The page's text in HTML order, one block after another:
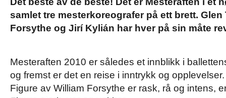
samlet tre mesterkoreografer på ett brett. Glen
Forsythe og Jirí Kylián har hver på sin måte
Mesteraften 2010 er således et innblikk i
og fremst er det en reise i inntrykk og
Figure av William Forsythe er rask, rå og intens,